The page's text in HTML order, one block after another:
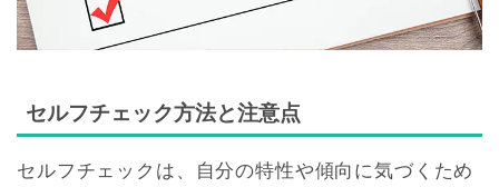
セルフチェック方法と注意点
セルフチェックは、自分の特性や傾向に気づくため